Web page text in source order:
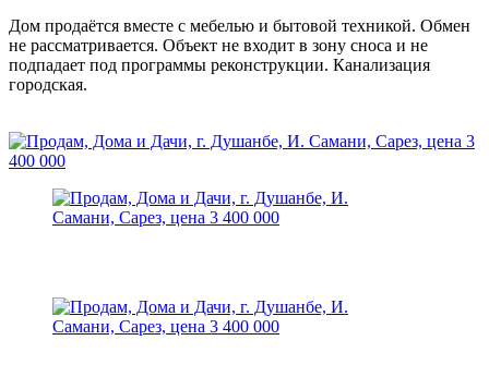
Дом продаётся вместе с мебелью и бытовой техникой. Обмен
не рассматривается. Объект не входит в зону сноса и не
подпадает под программы реконструкции. Канализация
городская.